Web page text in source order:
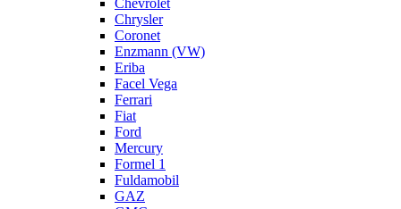
Chevrolet
Chrysler
Coronet
Enzmann (VW)
Eriba
Facel Vega
Ferrari
Fiat
Ford
Mercury
Formel 1
Fuldamobil
GAZ